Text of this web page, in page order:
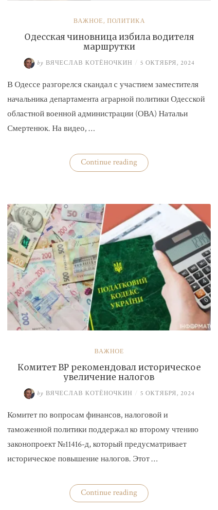
ВАЖНОЕ, ПОЛИТИКА
Одесская чиновница избила водителя
маршрутки
by ВЯЧЕСЛАВ КОТЁНОЧКИН / 5 ОКТЯБРЯ, 2024
В Одессе разгорелся скандал с участием заместителя
начальника департамента аграрной политики Одесской
областной военной администрации (ОВА) Натальи
Смертенюк. На видео, …
Continue reading«Одесская
чиновница
ВАЖНОЕ
Комитет ВР рекомендовал историческое
увеличение налогов
by ВЯЧЕСЛАВ КОТЁНОЧКИН / 5 ОКТЯБРЯ, 2024
Комитет по вопросам финансов, налоговой и
таможенной политики поддержал ко второму чтению
законопроект №11416-д, который предусматривает
историческое повышение налогов. Этот …
Continue reading«Комитет
ВР